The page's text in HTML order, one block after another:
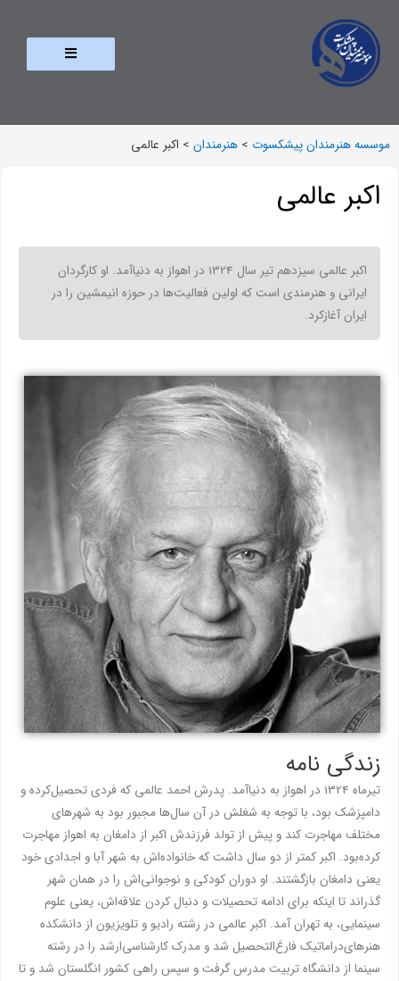
موسسه هنرمندان پیشکسوت > هنرمندان > اکبر عالمی
اکبر عالمی
اکبر عالمی سیزدهم تیر سال 1324 در اهواز به دنیاآمد. او کارگردان
ایرانی و هنرمندی است که اولین فعالیت‌ها در حوزه انیمشین را در
ایران آغازکرد.
زندگی نامه
تیرماه 1324 در اهواز به دنیاآمد. پدرش احمد عالمی که فردی تحصیل‌کرده و
دامپزشک بود، با توجه به شغلش در آن سال‌ها مجبور بود به شهرهای
مختلف مهاجرت کند و پیش از تولد فرزندش اکبر از دامغان به اهواز مهاجرت
کرده‌بود. اکبر کمتر از دو سال داشت که خانواده‌اش به شهر آبا و اجدادی خود
یعنی دامغان بازگشتند. او دوران کودکی و نوجوانی‌اش را در همان شهر
گذراند تا اینکه برای ادامه تحصیلات و دنبال کردن علاقه‌اش، یعنی علوم
سینمایی، به تهران آمد. اکبر عالمی در رشته رادیو و تلویزیون از دانشکده
هنرهای‌دراماتیک فارغ‌التحصیل شد و مدرک کارشناسی‌‌ارشد را در رشته
سینما از دانشگاه تربیت مدرس گرفت و سپس راهی کشور انگلستان شد و تا